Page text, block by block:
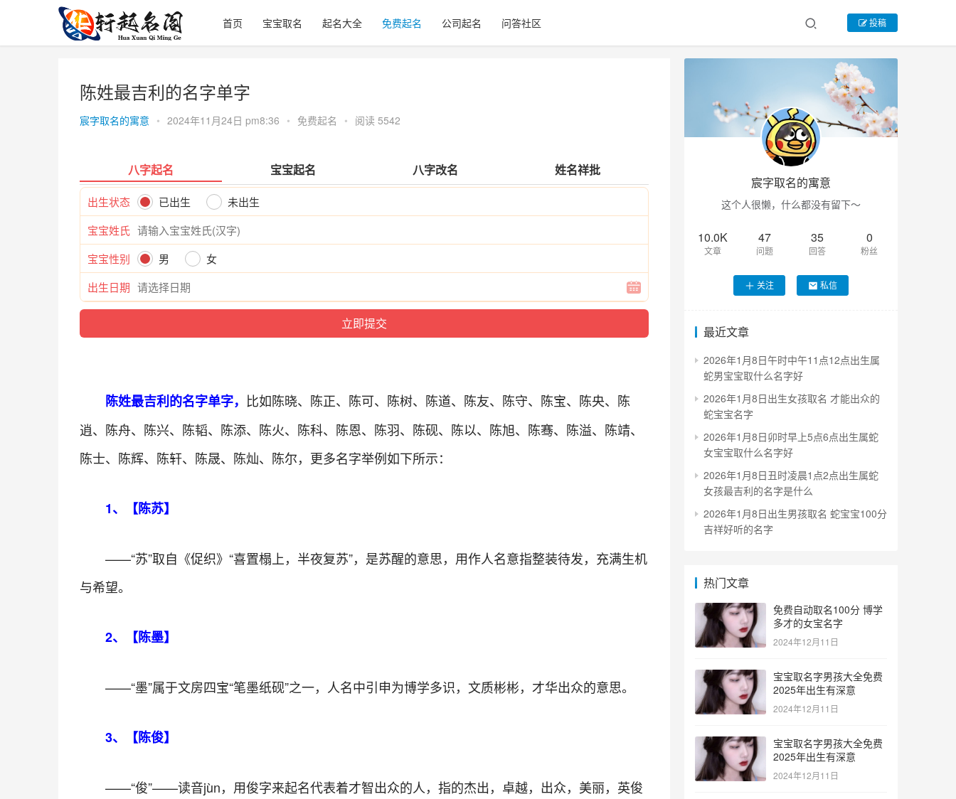
首页 宝宝取名 起名大全 免费起名 公司起名 问答社区 投稿
陈姓最吉利的名字单字
宸字取名的寓意 • 2024年11月24日 pm8:36 • 免费起名 • 阅读 5542
八字起名 宝宝起名 八字改名 姓名祥批
出生状态 已出生
未出生
宝宝姓氏
宝宝性别
男
女
出生日期
陈姓最吉利的名字单字， 比如陈晓、陈正、陈可、陈树、陈道、陈友、陈守、陈宝、陈央、陈
逍、陈舟、陈兴、陈韬、陈添、陈火、陈科、陈恩、陈羽、陈砚、陈以、陈旭、陈骞、陈溢、陈靖、
陈士、陈辉、陈轩、陈晟、陈灿、陈尔，更多名字举例如下所示：
1、【陈苏】
——“苏”取自《促织》“喜置榻上，半夜复苏”，是苏醒的意思，用作人名意指整装待发，充满生机
与希望。
2、【陈墨】
——“墨”属于文房四宝“笔墨纸砚”之一，人名中引申为博学多识，文质彬彬，才华出众的意思。
3、【陈俊】
——“俊”——读音jùn，用俊字来起名代表着才智出众的人，指的杰出，卓越，出众，美丽，英俊
宸字取名的寓意
这个人很懒，什么都没有留下～
10.0K
文章
47
问题
35
回答
0
粉丝
关注 私信
最近文章
2026年1月8日午时中午11点12点出生属
蛇男宝宝取什么名字好
2026年1月8日出生女孩取名 才能出众的
蛇宝宝名字
2026年1月8日卯时早上5点6点出生属蛇
女宝宝取什么名字好
2026年1月8日丑时凌晨1点2点出生属蛇
女孩最吉利的名字是什么
2026年1月8日出生男孩取名 蛇宝宝100分
吉祥好听的名字
热门文章
免费自动取名100分 博学
多才的女宝名字
2024年12月11日
宝宝取名字男孩大全免费
2025年出生有深意
2024年12月11日
宝宝取名字男孩大全免费
2025年出生有深意
2024年12月11日